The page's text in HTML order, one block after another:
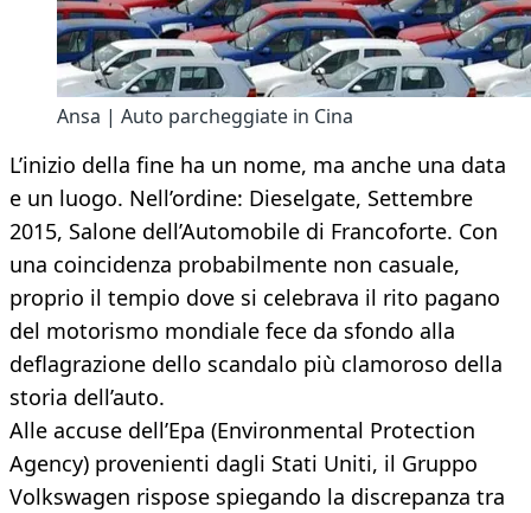
Ansa | Auto parcheggiate in Cina
L’inizio della fine ha un nome, ma anche una data
e un luogo. Nell’ordine: Dieselgate, Settembre
2015, Salone dell’Automobile di Francoforte. Con
una coincidenza probabilmente non casuale,
proprio il tempio dove si celebrava il rito pagano
del motorismo mondiale fece da sfondo alla
deflagrazione dello scandalo più clamoroso della
storia dell’auto.
Alle accuse dell’Epa (Environmental Protection
Agency) provenienti dagli Stati Uniti, il Gruppo
Volkswagen rispose spiegando la discrepanza tra